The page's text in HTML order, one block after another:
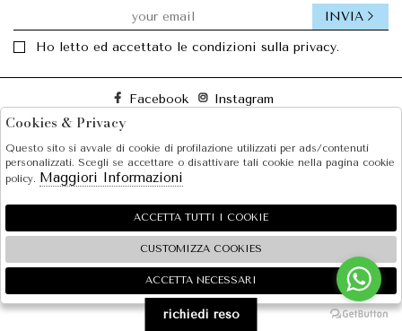
Ho letto ed accettato le condizioni sulla privacy.
INVIA
Facebook Instagram
SOLE S.R.L.
SHOPPING
EXTRA
2026 SOLE S.R.L. - P.iva : 07456781215 Powered byAteliersocietàgruppo Zucchetti
🍪
richiedi reso
Cookies & Privacy
Questo sito si avvale di cookie di profilazione utilizzati per ads/contenuti
personalizzati. Scegli se accettare o disattivare tali cookie nella pagina cookie
policy. Maggiori Informazioni
ACCETTA TUTTI I COOKIE
CUSTOMIZZA COOKIES
ACCETTA NECESSARI